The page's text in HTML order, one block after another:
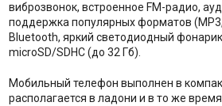
виброзвонок, встроенное FM-радио,
поддержка популярных форматов (MP3,
Bluetooth, яркий светодиодный
microSD/SDHC (до 32 Гб).
Мобильный телефон выполнен в
располагается в ладони и в то же